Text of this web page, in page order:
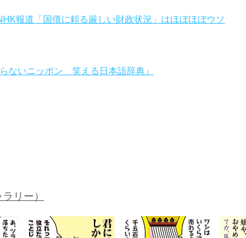
報道「国債に頼る厳しい財政状況」はほぼほぼウソ
ないニッポン 笑える日本語辞典』
リー）